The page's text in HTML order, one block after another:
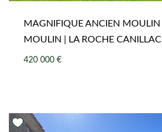
MOULIN | LA ROCHE CANILLAC
420 000 €